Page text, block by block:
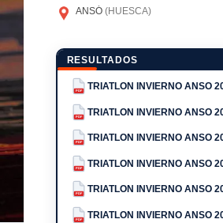
ANSÓ (HUESCA)
RESULTADOS
PDF TRIATLON INVIERNO ANSO
PDF TRIATLON INVIERNO ANSO
PDF TRIATLON INVIERNO ANSO
PDF TRIATLON INVIERNO ANSO
PDF TRIATLON INVIERNO ANSO
PDF TRIATLON INVIERNO ANSO